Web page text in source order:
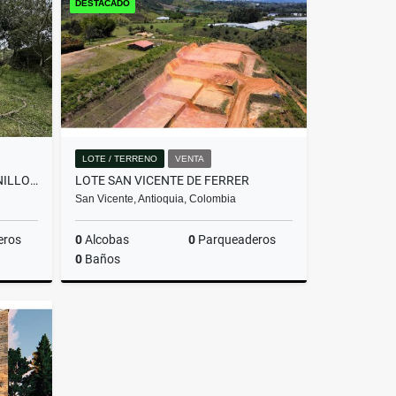
$2.800.000.000
LOTE EN PARCELACIÓN PANTANILLO ENVIGADO ALTOS DE LA MANUELA
Venta
DESTACADO
LOTE / TERRENO VENTA
LOTE SAN VICENTE DE FERRER
San Vicente, Antioquia, Colombia
0Alcobas 0 Parqueaderos
0 Baños